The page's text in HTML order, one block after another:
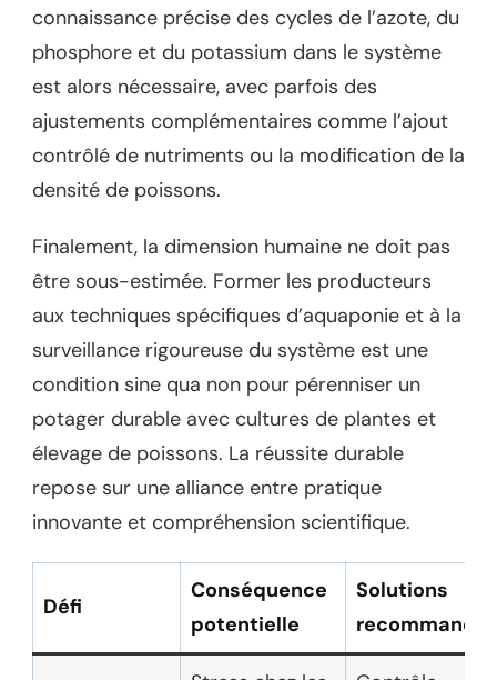
connaissance précise des cycles de l’azote, du
phosphore et du potassium dans le système
est alors nécessaire, avec parfois des
ajustements complémentaires comme l’ajout
contrôlé de nutriments ou la modification de la
densité de poissons.
Finalement, la dimension humaine ne doit pas
être sous-estimée. Former les producteurs
aux techniques spécifiques d’aquaponie et à la
surveillance rigoureuse du système est une
condition sine qua non pour pérenniser un
potager durable avec cultures de plantes et
élevage de poissons. La réussite durable
repose sur une alliance entre pratique
innovante et compréhension scientifique.
Défi
Conséquence
potentielle
Solutions